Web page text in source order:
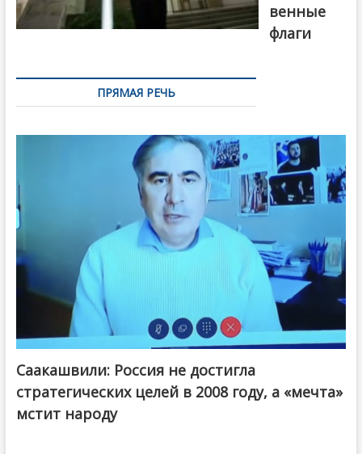
венные
флаги
ПРЯМАЯ РЕЧЬ
Саакашвили: Россия не достигла
стратегических целей в 2008 году, а «мечта»
мстит народу